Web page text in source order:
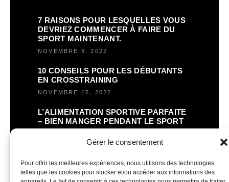
Gérer le consentement
Pour offrir les meilleures expériences, nous utilisons des technologies
telles que les cookies pour stocker et/ou accéder aux informations des
7 RAISONS POUR LESQUELLES VOUS
DEVRIEZ COMMENCER À FAIRE DU
SPORT MAINTENANT.
NOVEMBRE 9, 2022
10 CONSEILS POUR LES DÉBUTANTS
EN CROSSTRAINING
NOVEMBRE 15, 2022
L’ALIMENTATION SPORTIVE PARFAITE
– BIEN MANGER PENDANT LE SPORT